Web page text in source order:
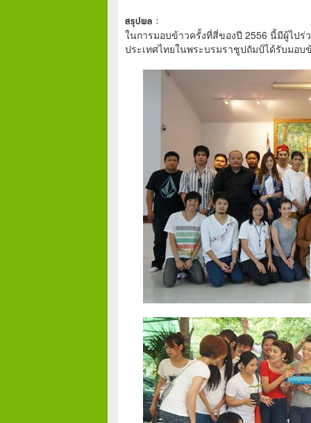
สรุปผล :
ในการมอบข้าวครั้งที่สี่ของปี 2556 นี้มีผู้ไป
ประเทศไทยในพระบรมราชูปถัมป์ได้รับมอ